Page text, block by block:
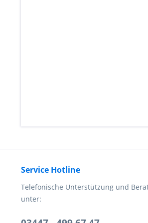
Service Hotline
Telefonische Unterstützung und
unter: